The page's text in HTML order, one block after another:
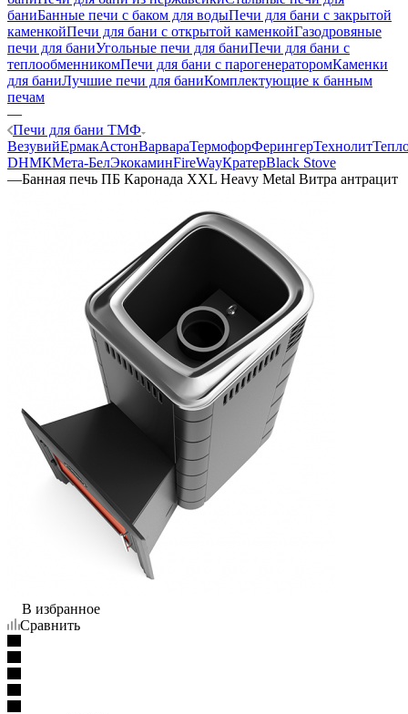
баниБанные печи с баком для водыПечи для бани с закрытой
каменкойПечи для бани с открытой каменкойГазодровяные
печи для баниУгольные печи для баниПечи для бани с
теплообменникомПечи для бани с парогенераторомКаменки
для баниЛучшие печи для баниКомплектующие к банным
печам
—
Печи для бани ТМФ
ВезувийЕрмакАстонВарвараТермофорФерингерТехнолит
DНМКМета-БелЭкокаминFireWayКратерBlack Stove
—Банная печь ПБ Каронада XXL Heavy Metal Витра антрацит
В избранное
Сравнить